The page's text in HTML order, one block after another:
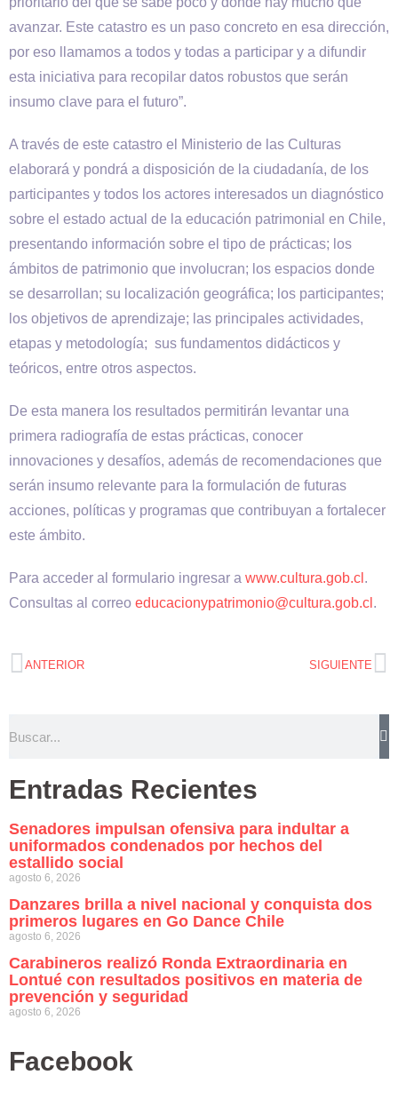
avanzar. Este catastro es un paso concreto en esa dirección,
por eso llamamos a todos y todas a participar y a difundir
esta iniciativa para recopilar datos robustos que serán
insumo clave para el futuro”.
A través de este catastro el Ministerio de las Culturas
elaborará y pondrá a disposición de la ciudadanía, de los
participantes y todos los actores interesados un diagnóstico
sobre el estado actual de la educación patrimonial en Chile,
presentando información sobre el tipo de prácticas; los
ámbitos de patrimonio que involucran; los espacios donde
se desarrollan; su localización geográfica; los participantes;
los objetivos de aprendizaje; las principales actividades,
etapas y metodología; sus fundamentos didácticos y
teóricos, entre otros aspectos.
De esta manera los resultados permitirán levantar una
primera radiografía de estas prácticas, conocer
innovaciones y desafíos, además de recomendaciones que
serán insumo relevante para la formulación de futuras
acciones, políticas y programas que contribuyan a fortalecer
este ámbito.
Para acceder al formulario ingresar a www.cultura.gob.cl .
Consultas al correo educacionypatrimonio@cultura.gob.cl .
ANTERIOR SIGUIENTE
Entradas Recientes
Senadores impulsan ofensiva para indultar a
uniformados condenados por hechos del
estallido social
agosto 6, 2026
Danzares brilla a nivel nacional y conquista dos
primeros lugares en Go Dance Chile
agosto 6, 2026
Carabineros realizó Ronda Extraordinaria en
Lontué con resultados positivos en materia de
prevención y seguridad
agosto 6, 2026
Facebook